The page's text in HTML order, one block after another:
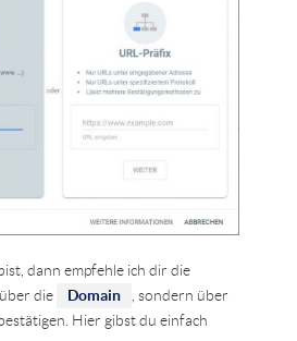
dann empfehle ich dir die
die
Domain
, sondern über
Hier gibst du einfach